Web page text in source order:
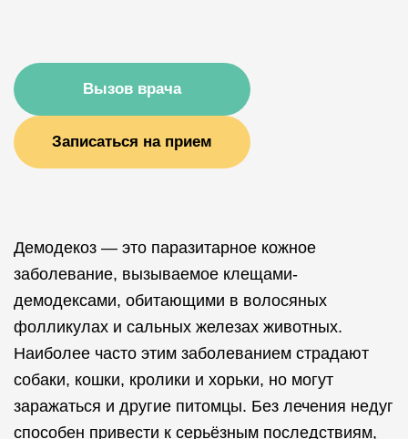
Вызов врача
Записаться на прием
Демодекоз — это паразитарное кожное
заболевание, вызываемое клещами-
демодексами, обитающими в волосяных
фолликулах и сальных железах животных.
Наиболее часто этим заболеванием страдают
собаки, кошки, кролики и хорьки, но могут
заражаться и другие питомцы. Без лечения недуг
способен привести к серьёзным последствиям,